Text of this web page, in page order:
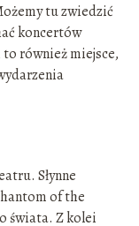
tu zwiedzić
koncertów
również miejsce,
Słynne
of the
świata. Z kolei